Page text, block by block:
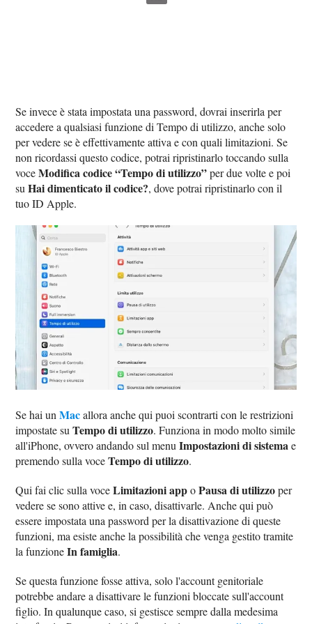
Se invece è stata impostata una password, dovrai inserirla per
accedere a qualsiasi funzione di Tempo di utilizzo, anche solo
per vedere se è effettivamente attiva e con quali limitazioni. Se
non ricordassi questo codice, potrai ripristinarlo toccando sulla
voceModifica codice “Tempo di utilizzo”per due volte e poi
suHai dimenticato il codice?, dove potrai ripristinarlo con il
tuo ID Apple.
Se hai unMacallora anche qui puoi scontrarti con le restrizioni
impostate suTempo di utilizzo. Funziona in modo molto simile
all'iPhone, ovvero andando sul menuImpostazioni di sistemae
premendo sulla voceTempo di utilizzo.
Qui fai clic sulla voceLimitazioni appoPausa di utilizzoper
vedere se sono attive e, in caso, disattivarle. Anche qui può
essere impostata una password per la disattivazione di queste
funzioni, ma esiste anche la possibilità che venga gestito tramite
la funzioneIn famiglia.
Se questa funzione fosse attiva, solo l'account genitoriale
potrebbe andare a disattivare le funzioni bloccate sull'account
figlio. In qualunque caso, si gestisce sempre dalla medesima